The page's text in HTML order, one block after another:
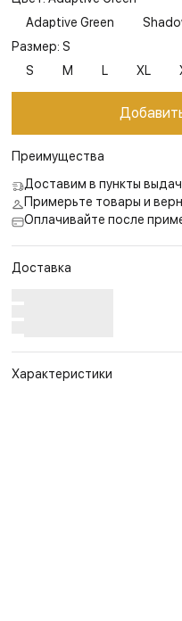
Adaptive Green
Размер: S
S
M L XL
Преимущества
Доставим в пункты
Примерьте товары и
Оплачивайте после
Доставка
Характеристики